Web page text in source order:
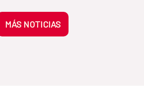
MÁS NOTICIAS